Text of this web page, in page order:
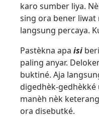
karo sumber liya.
sing ora bener liwat
langsung percaya.
Pastèkna apa isi
paling anyar.
buktiné. Aja
digedhèk-gedhèkké
manèh nèk
ora disebutké.